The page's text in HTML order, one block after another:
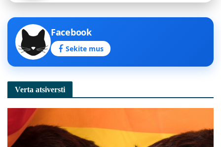
Facebook
Sekite mus
Verta atsiversti